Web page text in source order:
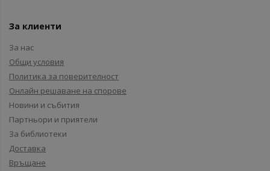
За клиенти
За нас
Общи условия
Политика за поверителност
Онлайн решаване на спорове
Новини и събития
Партньори и приятели
За библиотеки
Доставка
Връщане